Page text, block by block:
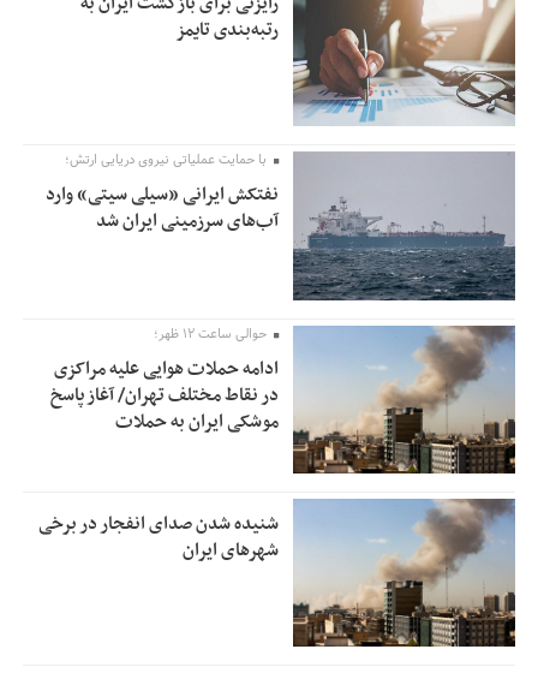
رتبه‌بندی تایمز
با حمایت عملیاتی نیروی دریایی ارتش؛
نفتکش ایرانی «سیلی سیتی» وارد
آب‌های سرزمینی ایران شد
حوالی ساعت ۱۲ ظهر؛
ادامه حملات هوایی علیه مراکزی
در نقاط مختلف تهران/ آغاز پاسخ
موشکی ایران به حملات
شنیده شدن صدای انفجار در برخی
شهرهای ایران